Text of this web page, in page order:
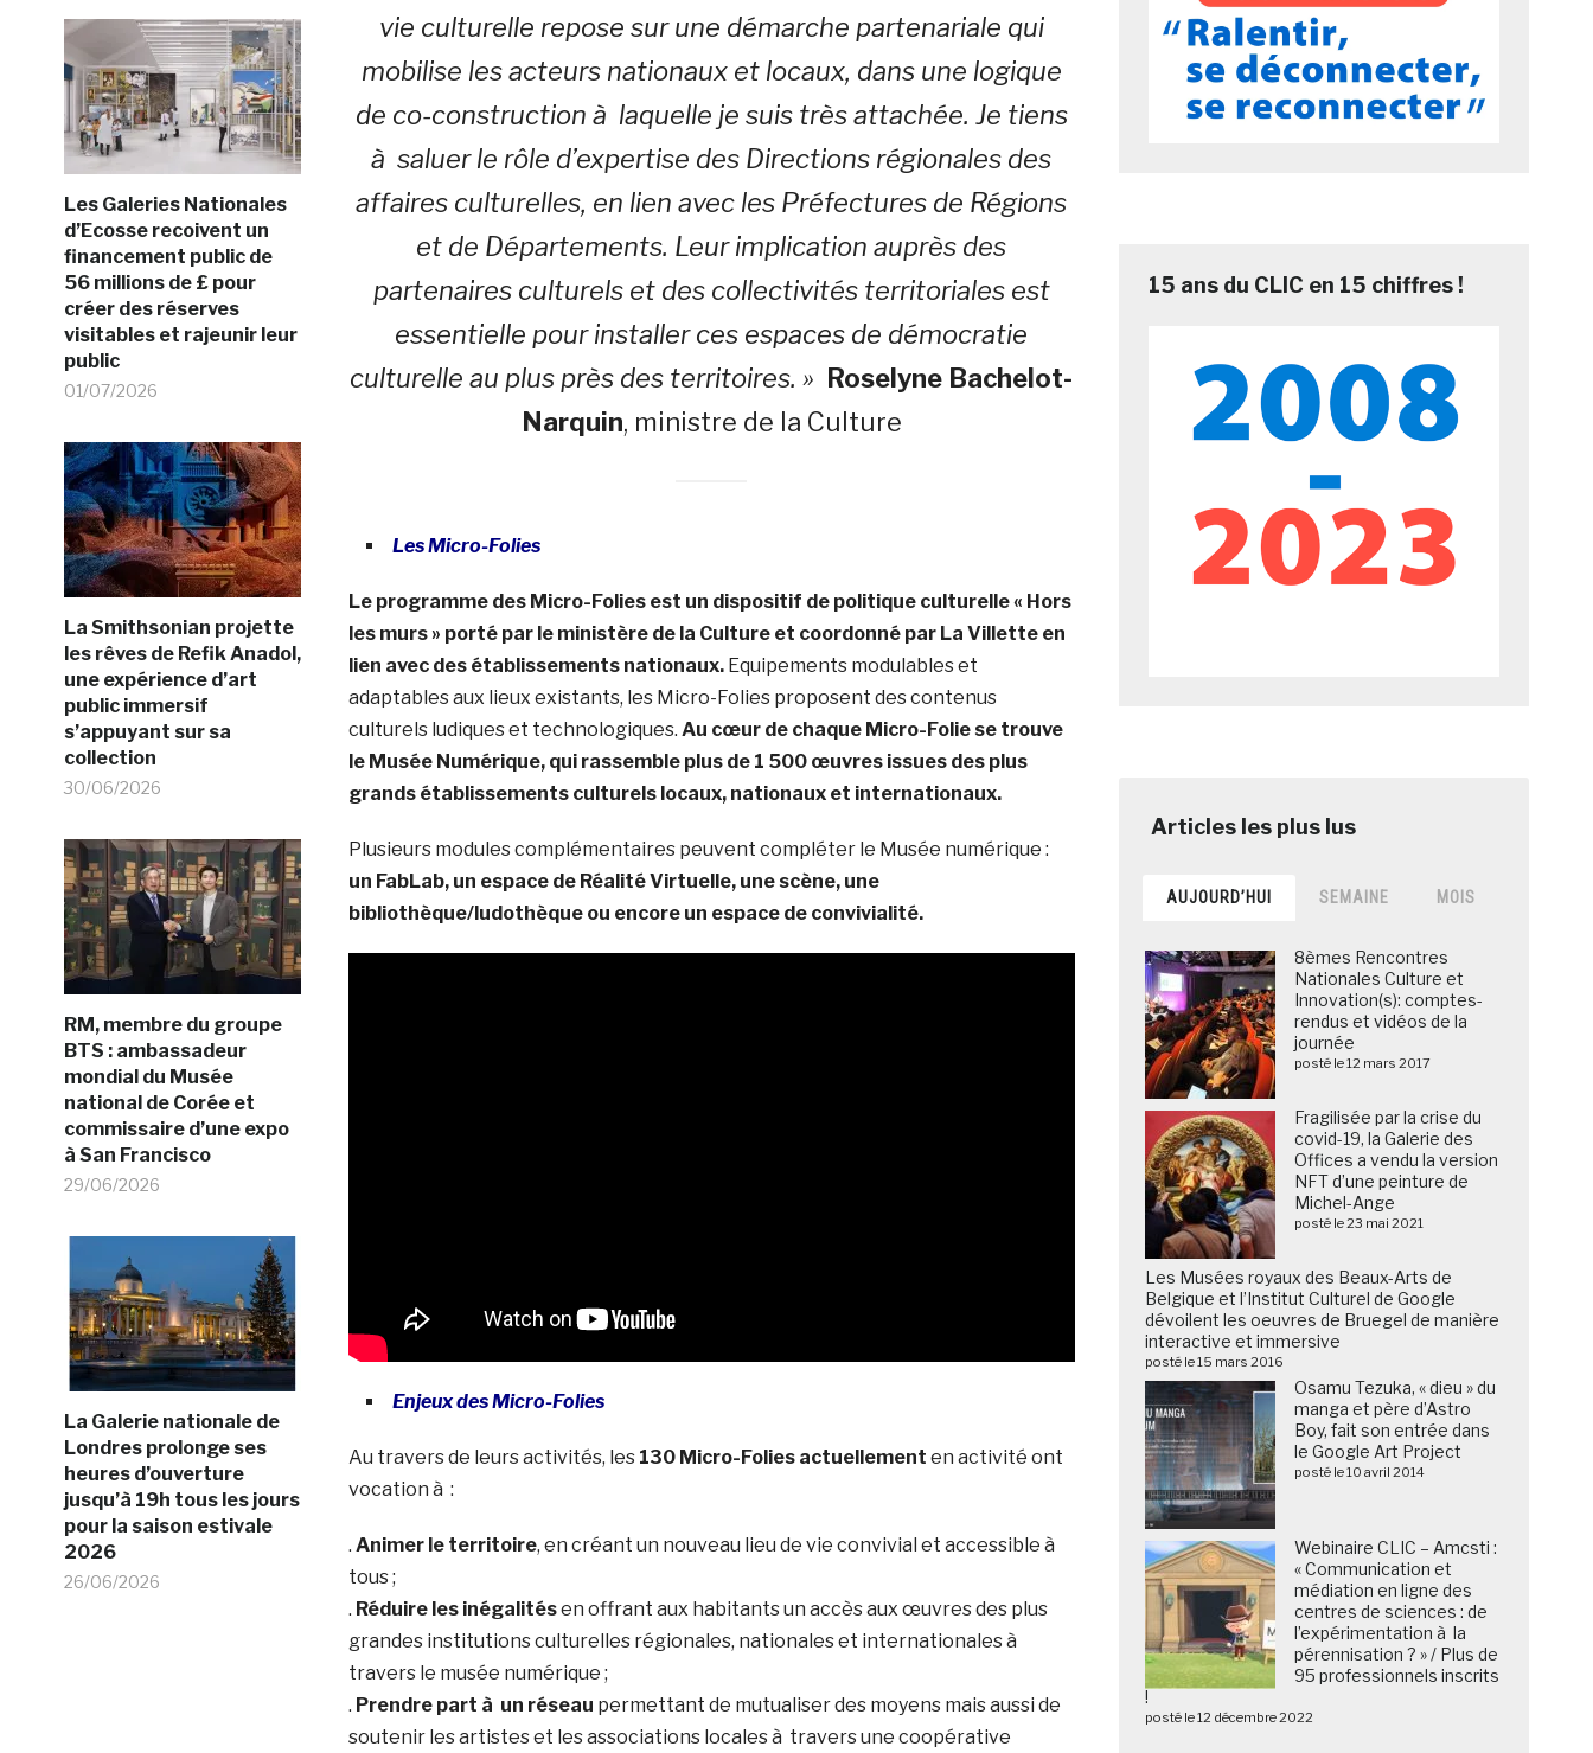
Les Galeries Nationales
d’Ecosse recoivent un
financement public de
56 millions de £ pour
créer des réserves
visitables et rajeunir leur
public
01/07/2026
La Smithsonian projette
les rêves de Refik Anadol,
une expérience d’art
public immersif
s’appuyant sur sa
collection
30/06/2026
RM, membre du groupe
BTS : ambassadeur
mondial du Musée
national de Corée et
commissaire d’une expo
à San Francisco
29/06/2026
La Galerie nationale de
Londres prolonge ses
heures d’ouverture
jusqu’à 19h tous les jours
pour la saison estivale
2026
26/06/2026
vie culturelle repose sur une démarche partenariale qui
mobilise les acteurs nationaux et locaux, dans une logique
de co-construction à laquelle je suis très attachée. Je tiens
à saluer le rôle d’expertise des Directions régionales des
affaires culturelles, en lien avec les Préfectures de Régions
et de Départements. Leur implication auprès des
partenaires culturels et des collectivités territoriales est
essentielle pour installer ces espaces de démocratie
culturelle au plus près des territoires. » Roselyne Bachelot-
Narquin, ministre de la Culture
Les Micro-Folies
Le programme des Micro-Folies est un dispositif de politique culturelle « Hors
les murs » porté par le ministère de la Culture et coordonné par La Villette en
lien avec des établissements nationaux.Equipements modulables et
adaptables aux lieux existants, les Micro-Folies proposent des contenus
culturels ludiques et technologiques. Au cœur de chaque Micro-Folie se trouve
le Musée Numérique, qui rassemble plus de 1 500 œuvres issues des plus
grands établissements culturels locaux, nationaux et internationaux.
Plusieurs modules complémentaires peuvent compléter le Musée numérique :
un FabLab, un espace de Réalité Virtuelle, une scène, une
bibliothèque/ludothèque ou encore un espace de convivialité.
Enjeux des Micro-Folies
Au travers de leurs activités, les 130 Micro-Folies actuellement en activité ont
vocation à :
. Animer le territoire, en créant un nouveau lieu de vie convivial et accessible à
tous ;
. Réduire les inégalitésen offrant aux habitants un accès aux œuvres des plus
grandes institutions culturelles régionales, nationales et internationales à
travers le musée numérique ;
. Prendre part à un réseau permettant de mutualiser des moyens mais aussi de
soutenir les artistes et les associations locales à travers une coopérative
15 ans du CLIC en 15 chiffres !
AUJOURD’HUI SEMAINE MOIS
8èmes Rencontres
Nationales Culture et
Innovation(s): comptes-
rendus et vidéos de la
journée
posté le 12 mars 2017
Fragilisée par la crise du
covid-19, la Galerie des
Offices a vendu la version
NFT d’une peinture de
Michel-Ange
posté le 23 mai 2021
Les Musées royaux des Beaux-Arts de
Belgique et l’Institut Culturel de Google
dévoilent les oeuvres de Bruegel de manière
interactive et immersive
posté le 15 mars 2016
Osamu Tezuka, « dieu » du
manga et père d’Astro
Boy, fait son entrée dans
le Google Art Project
posté le 10 avril 2014
Webinaire CLIC – Amcsti :
« Communication et
médiation en ligne des
centres de sciences : de
l’expérimentation à la
pérennisation ? » / Plus de
95 professionnels inscrits
!
posté le 12 décembre 2022